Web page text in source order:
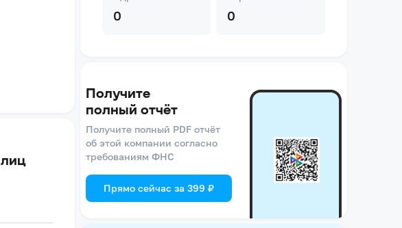
0 0
Получите
полный отчёт
Получите полный PDF отчёт
об этой компании согласно
требованиям ФНС
Прямо сейчас за 399 ₽